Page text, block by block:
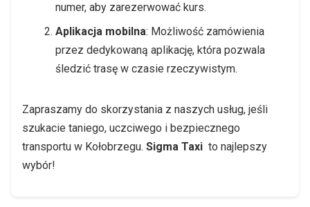
numer, aby zarezerwować kurs.
Aplikacja mobilna: Możliwość zamówienia
przez dedykowaną aplikację, która pozwala
śledzić trasę w czasie rzeczywistym.
Zapraszamy do skorzystania z naszych usług, jeśli
szukacie taniego, uczciwego i bezpiecznego
transportu w Kołobrzegu. Sigma Taxi to najlepszy
wybór!